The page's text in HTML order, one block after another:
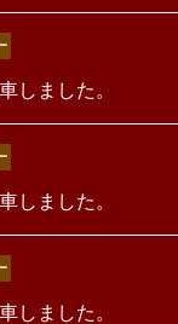
しました。
しました。
しました。